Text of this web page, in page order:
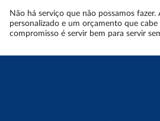
Não há serviço que não possamos
personalizado e um orçamento que
compromisso é servir bem para servir